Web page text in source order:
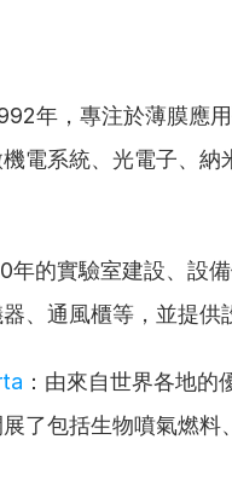
年，專注於薄膜應
電系統、光電子、納
年的實驗室建設、設
、通風櫃等，並提供
：由來自世界各地
了包括生物噴氣燃料